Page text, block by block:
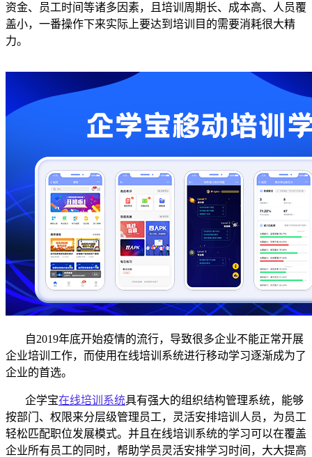
资金、员工时间等诸多因素，且培训周期长、成本高、人员覆
盖小，一番操作下来实际上要达到培训目的需要消耗很大精
力。
自2019年底开始疫情的流行，导致很多企业不能正常开展
企业培训工作，而使用在线培训系统进行移动学习逐渐成为了
企业的首选。
企学宝在线培训系统具有强大的组织结构管理系统，能够
按部门、权限来分层级管理员工，灵活安排培训人员，为员工
轻松匹配职位发展模式。并且在线培训系统的学习可以在覆盖
企业所有员工的同时，帮助学员灵活安排学习时间，大大提高